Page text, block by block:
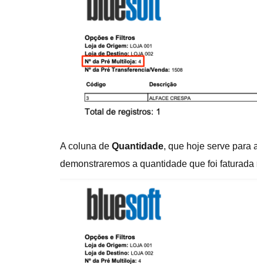
A coluna de Quantidade, que hoje serve para
demonstraremos a quantidade que foi